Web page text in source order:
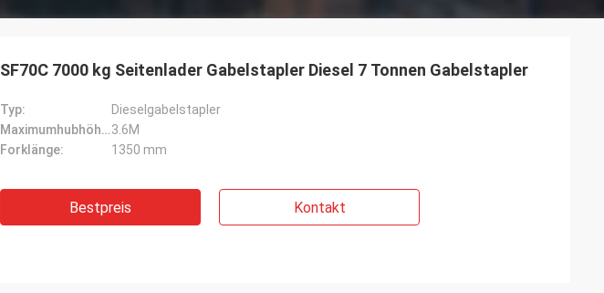
SF70C 7000 kg Seitenlader Gabelstapler Diesel 7 Tonnen Gabelstapler
Typ:
Dieselgabelstapler
Maximumhubhöhe:3.6M
Forklänge:
1350 mm
Bestpreis Kontakt